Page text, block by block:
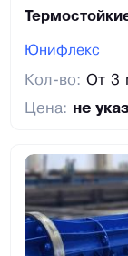
Юнифлекс
Кол-во: От 3
Цена: не